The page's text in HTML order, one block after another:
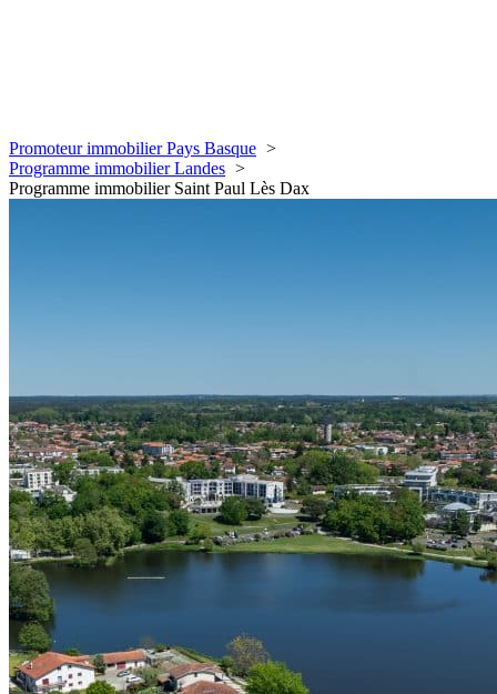
Promoteur immobilier Pays Basque
Programme immobilier Landes
Programme immobilier Saint Paul Lès Dax